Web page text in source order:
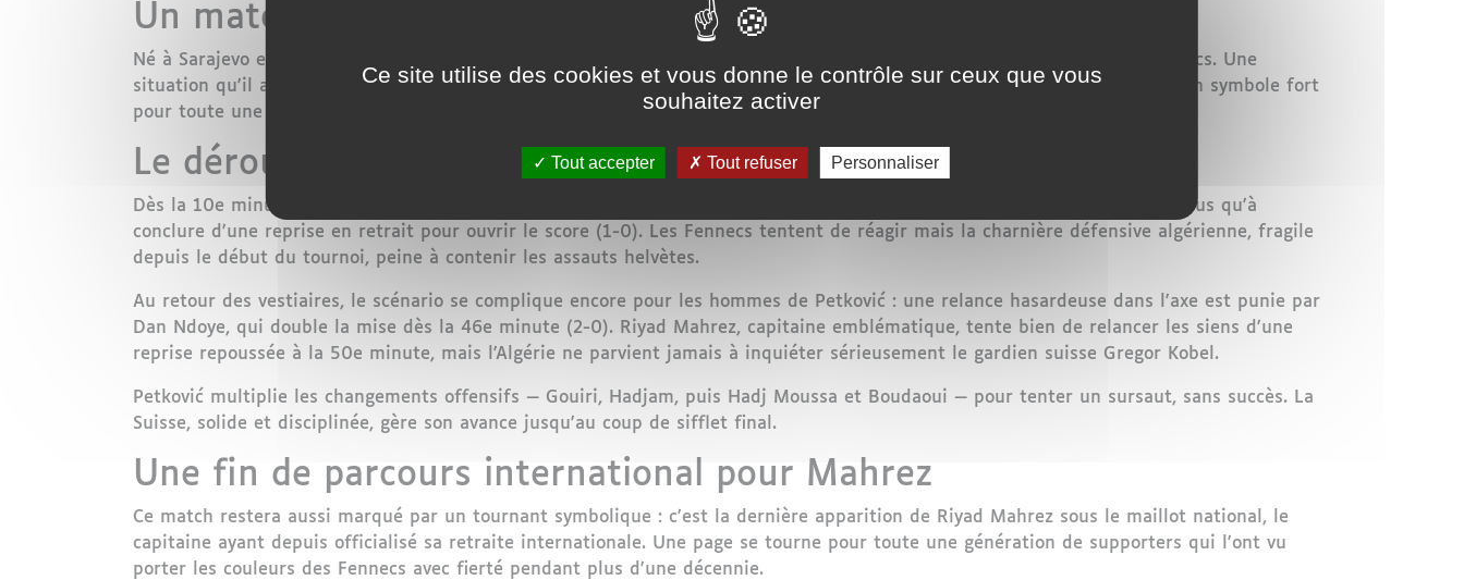
Un match à la charge affective particulière
Né à Sarajevo et naturalisé suisse, Vladimir Petković a dirigé la Nati de 2014 à 2021 avant de prendre les rênes des Fennecs. Une
situation qu'il avait résumée avec émotion à la veille du choc : « Je suis Suisse, mais demain mon pays, c'est l'Algérie. » Un symbole fort
pour toute une diaspora suivant ce huitième... ce seizième de finale avec le cœur serré.
Le déroulé du match
Dès la 10e minute, la Suisse frappe fort. Sur une percée éclair du jeune Johan Manzambi côté gauche, Breel Embolo n'a plus qu'à
conclure d'une reprise en retrait pour ouvrir le score (1-0). Les Fennecs tentent de réagir mais la charnière défensive algérienne, fragile
depuis le début du tournoi, peine à contenir les assauts helvètes.
Au retour des vestiaires, le scénario se complique encore pour les hommes de Petković : une relance hasardeuse dans l'axe est punie par
Dan Ndoye, qui double la mise dès la 46e minute (2-0). Riyad Mahrez, capitaine emblématique, tente bien de relancer les siens d'une
reprise repoussée à la 50e minute, mais l'Algérie ne parvient jamais à inquiéter sérieusement le gardien suisse Gregor Kobel.
Petković multiplie les changements offensifs — Gouiri, Hadjam, puis Hadj Moussa et Boudaoui — pour tenter un sursaut, sans succès. La
Suisse, solide et disciplinée, gère son avance jusqu'au coup de sifflet final.
Une fin de parcours international pour Mahrez
Ce match restera aussi marqué par un tournant symbolique : c'est la dernière apparition de Riyad Mahrez sous le maillot national, le
capitaine ayant depuis officialisé sa retraite internationale. Une page se tourne pour toute une génération de supporters qui l'ont vu
porter les couleurs des Fennecs avec fierté pendant plus d'une décennie.
Ce site utilise des cookies et vous donne le contrôle sur ceux que vous
souhaitez activer
Tout accepter Tout refuser Personnaliser